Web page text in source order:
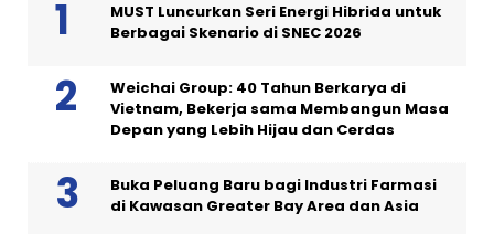
MUST Luncurkan Seri Energi Hibrida untuk
Berbagai Skenario di SNEC 2026
Weichai Group: 40 Tahun Berkarya di
Vietnam, Bekerja sama Membangun Masa
Depan yang Lebih Hijau dan Cerdas
Buka Peluang Baru bagi Industri Farmasi
di Kawasan Greater Bay Area dan Asia